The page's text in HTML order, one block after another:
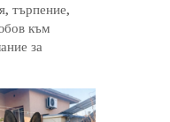
търпение,
към
за